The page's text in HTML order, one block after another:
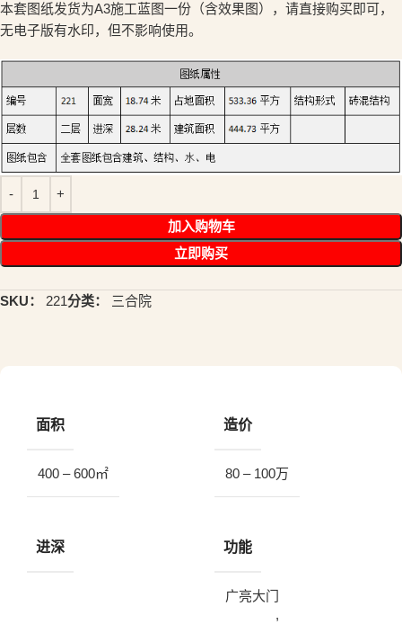
本套图纸发货为A3施工蓝图一份（含效果图），请直接购买即可，
无电子版有水印，但不影响使用。
加入购物车
立即购买
SKU： 221分类： 三合院
面积
400 – 600㎡
造价
80 – 100万
进深 功能
广亮大门
,